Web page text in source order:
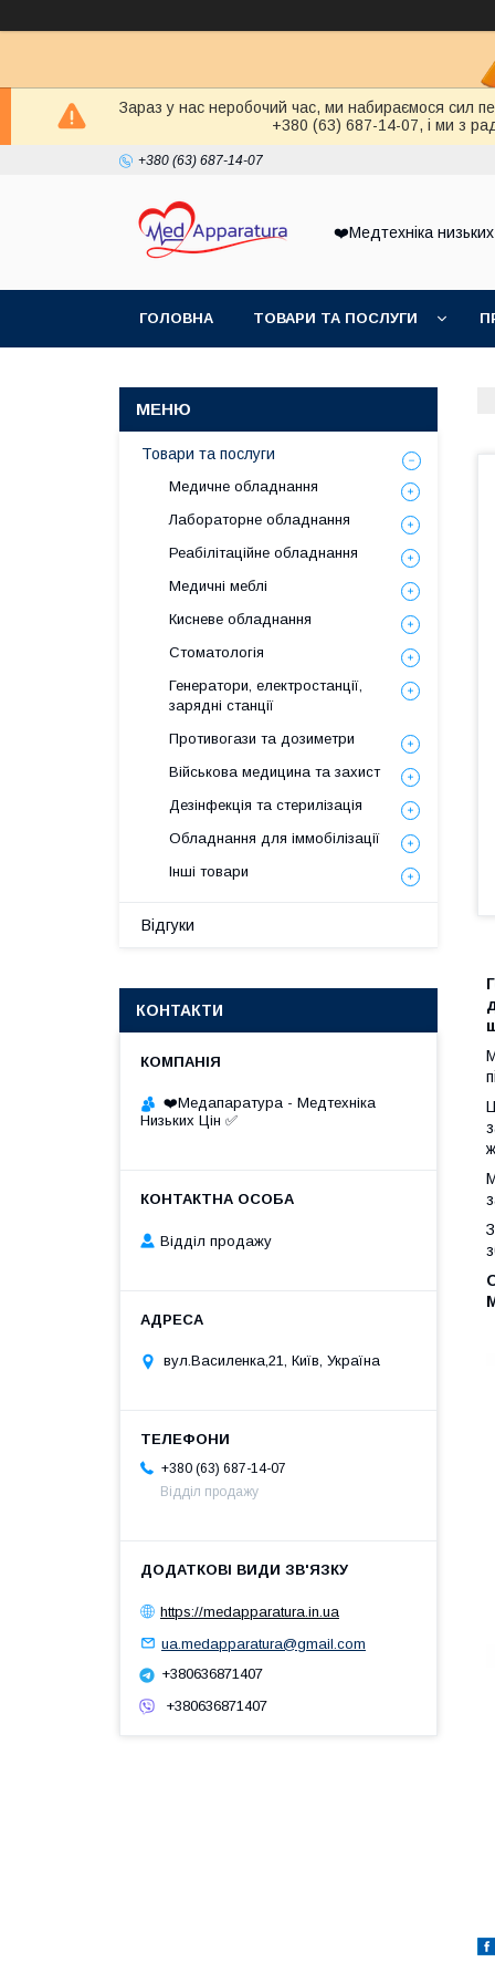
Зараз у нас неробочий час, ми набираємося сил
+380 (63) 687-14-07, і ми з
+380 (63) 687-14-07
❤️Медтехніка низьких
ГОЛОВНА ТОВАРИ ТА ПОСЛУГИ
Товари та послуги
Медичне обладнання
Лабораторне обладнання
Реабілітаційне обладнання
Медичні меблі
Кисневе обладнання
Стоматологія
Генератори, електростанції,
зарядні станції
Противогази та дозиметри
Військова медицина та захист
Дезінфекція та стерилізація
Обладнання для іммобілізації
Інші товари
Відгуки
КОНТАКТИ
❤️Медапаратура - Медтехніка
Низьких Цін ✅
Відділ продажу
вул.Василенка,21, Київ, Україна
+380 (63) 687-14-07
Відділ продажу
https://medapparatura.in.ua
ua.medapparatura@gmail.com
+380636871407
+380636871407